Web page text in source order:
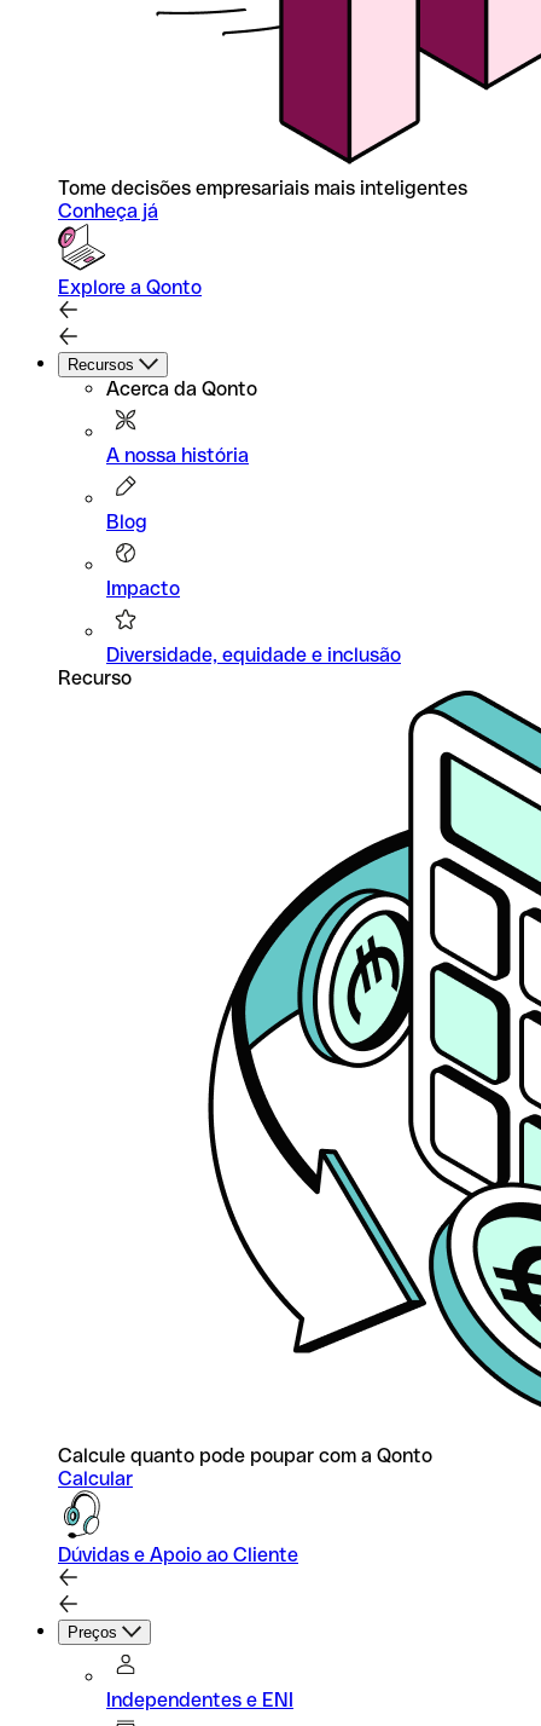
Tome decisões empresariais mais inteligentes
Conheça já
Explore a Qonto
Recursos
Acerca da Qonto
A nossa história
Blog
Impacto
Diversidade, equidade e inclusão
Recurso
Calcule quanto pode poupar com a Qonto
Calcular
Dúvidas e Apoio ao Cliente
Preços
Independentes e ENI